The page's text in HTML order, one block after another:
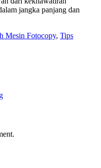
jangka panjang dan
Mesin Fotocopy, Tips